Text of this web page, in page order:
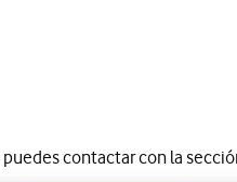
contactar con la